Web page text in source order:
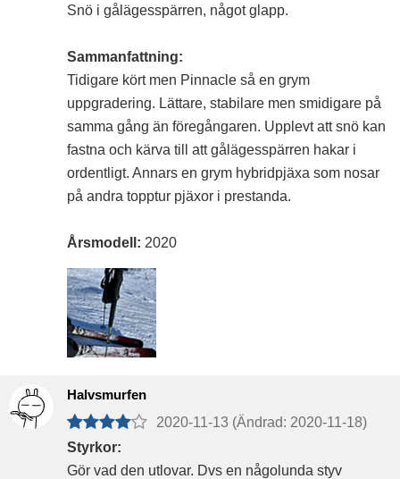
Snö i gålägesspärren, något glapp.
Sammanfattning:
Tidigare kört men Pinnacle så en grym
uppgradering. Lättare, stabilare men smidigare på
samma gång än föregångaren. Upplevt att snö kan
fastna och kärva till att gålägesspärren hakar i
ordentligt. Annars en grym hybridpjäxa som nosar
på andra topptur pjäxor i prestanda.
Årsmodell: 2020
Halvsmurfen
2020-11-13 (Ändrad: 2020-11-18)
Styrkor:
Gör vad den utlovar. Dvs en någolunda styv